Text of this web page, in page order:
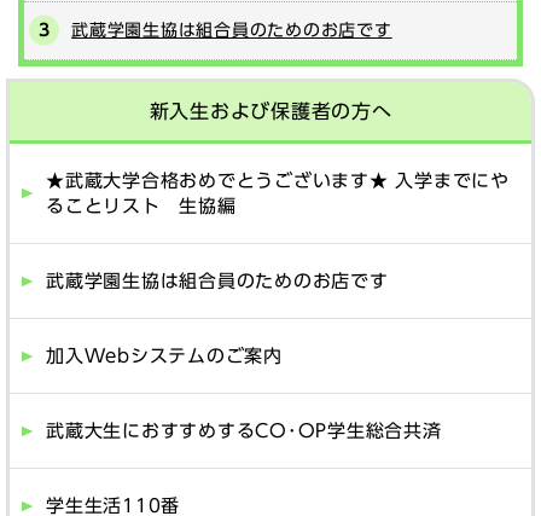
新入生および保護者の方へ
★武蔵大学合格おめでとうございます★ 入学までにや
ることリスト 生協編
武蔵学園生協は組合員のためのお店です
加入Webシステムのご案内
武蔵大生におすすめするCO･OP学生総合共済
学生生活110番
武蔵学園生協は組合員のためのお店です